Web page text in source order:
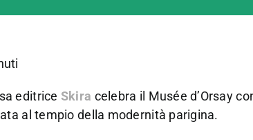
editrice Skira celebra il Musée d’Orsay
al tempio della modernità parigina.